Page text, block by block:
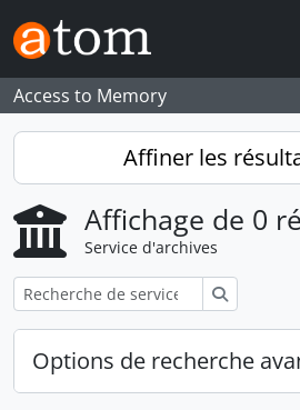
Skip to main content
Access to Memory
Affiner les
Affichage de 0
Service d'archives
Options de recherche